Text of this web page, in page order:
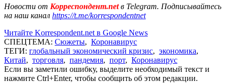
Новости от Корреспондент.netв Telegram. Подписывайтесь
на наш канал https://t.me/korrespondentnet
Читайте Korrespondent.net в Google News
СПЕЦТЕМА: Сюжеты, Коронавирус
ТЕГИ: глобальный экономический кризис, экономика,
Китай, торговля, пандемия, порт, Коронавирус
Если вы заметили ошибку, выделите необходимый текст и
нажмите Ctrl+Enter, чтобы сообщить об этом редакции.